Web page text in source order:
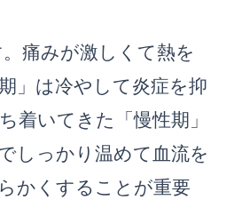
痛みが激しくて熱を
」は冷やして炎症を抑
着いてきた「慢性期」
しっかり温めて血流を
かくすることが重要